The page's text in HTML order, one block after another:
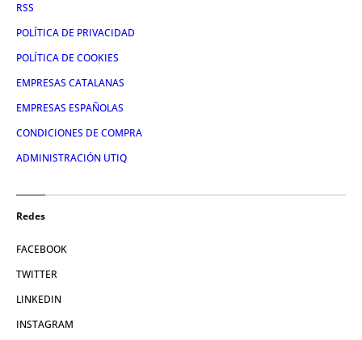
RSS
POLÍTICA DE PRIVACIDAD
POLÍTICA DE COOKIES
EMPRESAS CATALANAS
EMPRESAS ESPAÑOLAS
CONDICIONES DE COMPRA
ADMINISTRACIÓN UTIQ
Redes
FACEBOOK
TWITTER
LINKEDIN
INSTAGRAM